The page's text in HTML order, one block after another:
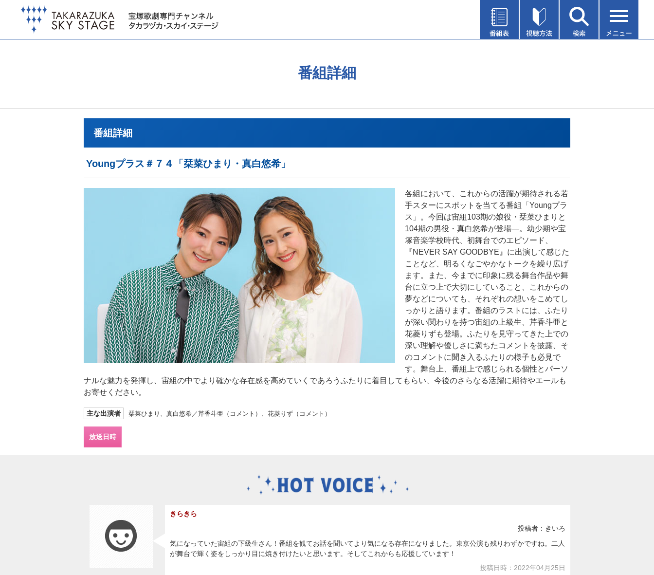
番組詳細
番組詳細
Youngプラス＃７４「栞菜ひまり・真白悠希」
各組において、これからの活躍が期待される若
手スターにスポットを当てる番組「Youngプラ
ス」。今回は宙組103期の娘役・栞菜ひまりと
104期の男役・真白悠希が登場―。幼少期や宝
塚音楽学校時代、初舞台でのエピソード、
『NEVER SAY GOODBYE』に出演して感じた
ことなど、明るくなごやかなトークを繰り広げ
ます。また、今までに印象に残る舞台作品や舞
台に立つ上で大切にしていること、これからの
夢などについても、それぞれの想いをこめてし
っかりと語ります。番組のラストには、ふたり
が深い関わりを持つ宙組の上級生、芹香斗亜と
花菱りずも登場。ふたりを見守ってきた上での
深い理解や優しさに満ちたコメントを披露、そ
のコメントに聞き入るふたりの様子も必見で
す。舞台上、番組上で感じられる個性とパーソ
ナルな魅力を発揮し、宙組の中でより確かな存在感を高めていくであろうふたりに着目してもらい、今後のさらなる活躍に期待やエールも
お寄せください。
主な出演者 栞菜ひまり、真白悠希／芹香斗亜（コメント）、花菱りず（コメント）
放送日時
きらきら
投稿者：きいろ
気になっていた宙組の下級生さん！番組を観てお話を聞いてより気になる存在になりました。東京公演も残りわずかですね。二人
が舞台で輝く姿をしっかり目に焼き付けたいと思います。そしてこれからも応援しています！
投稿日時：2022年04月25日